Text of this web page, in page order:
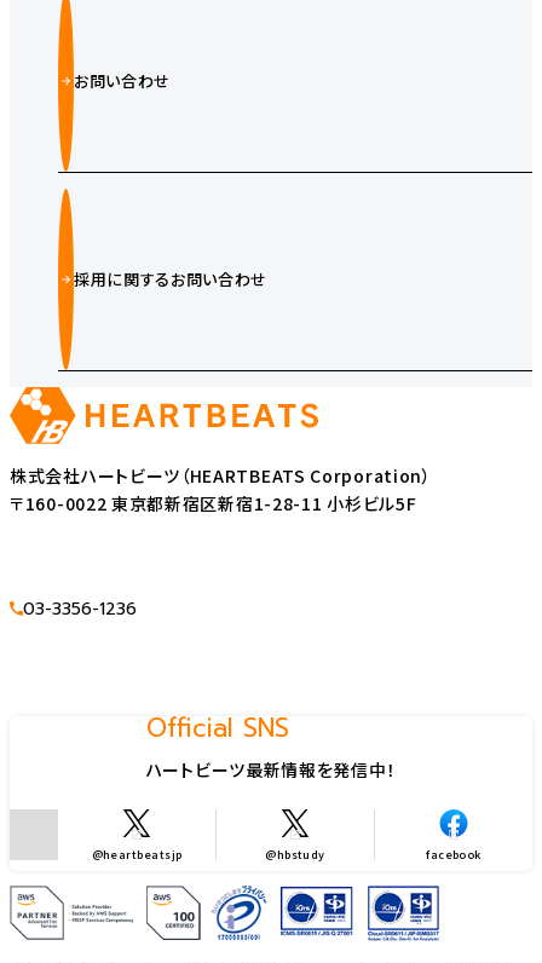
お問い合わせ
採用に関するお問い合わせ
株式会社ハートビーツ（HEARTBEATS Corporation）
〒160-0022 東京都新宿区新宿1-28-11 小杉ビル5F
03-3356-1236
Official SNS
ハートビーツ最新情報を発信中！
@heartbeatsjp @hbstudy facebook